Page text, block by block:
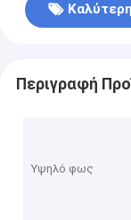
Περιγραφή
Υψηλό φως